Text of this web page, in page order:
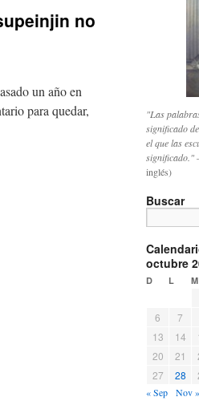
no
un año en
para quedar,
"Las
significado
el que las
significado."
inglés)
Buscar
octubre
D L M
6
7
13
14
20
21
27
28
« Sep Nov »